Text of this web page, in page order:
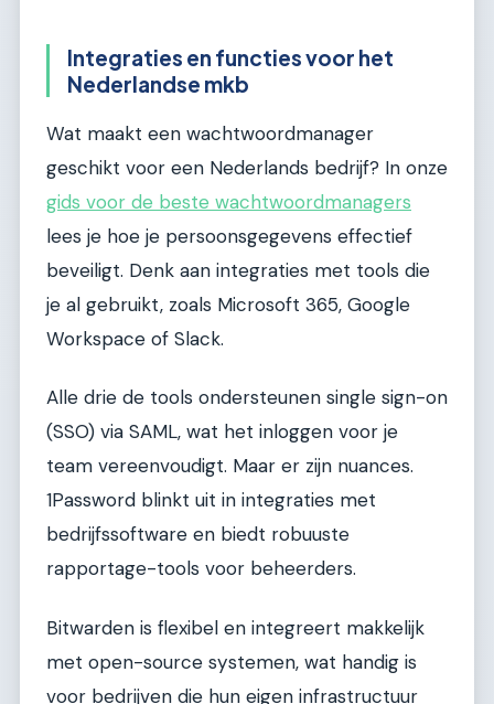
Integraties en functies voor het
Nederlandse mkb
Wat maakt een wachtwoordmanager
geschikt voor een Nederlands bedrijf? In onze
gids voor de beste wachtwoordmanagers
lees je hoe je persoonsgegevens effectief
beveiligt. Denk aan integraties met tools die
je al gebruikt, zoals Microsoft 365, Google
Workspace of Slack.
Alle drie de tools ondersteunen single sign-on
(SSO) via SAML, wat het inloggen voor je
team vereenvoudigt. Maar er zijn nuances.
1Password blinkt uit in integraties met
bedrijfssoftware en biedt robuuste
rapportage-tools voor beheerders.
Bitwarden is flexibel en integreert makkelijk
met open-source systemen, wat handig is
voor bedrijven die hun eigen infrastructuur